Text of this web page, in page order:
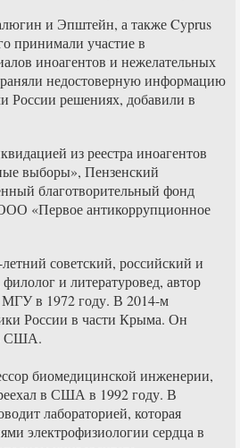
и Эпштейн, а также Cyprus
принимали участие в
иноагентов и нежелательных
недостоверную информацию
России решениях, добавили в
из реестра иноагентов
выборы», Пензенский
благотворительный фонд
«Первое антикоррупционное
советский, российский и
и литературовед, автор
в 1972 году. В 2014-м
России в части Крыма. Он
США.
биомедицинской инженерии,
в США в 1992 году. В
лабораторией, которая
электрофизиологии сердца в